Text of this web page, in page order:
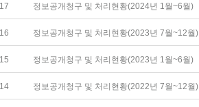
17 정보공개청구 및 처리현황(2024년 1월~6월)
16 정보공개청구 및 처리현황(2023년 7월~12월)
15 정보공개청구 및 처리현황(2023년 1월~6월)
14 정보공개청구 및 처리현황(2022년 7월~12월)